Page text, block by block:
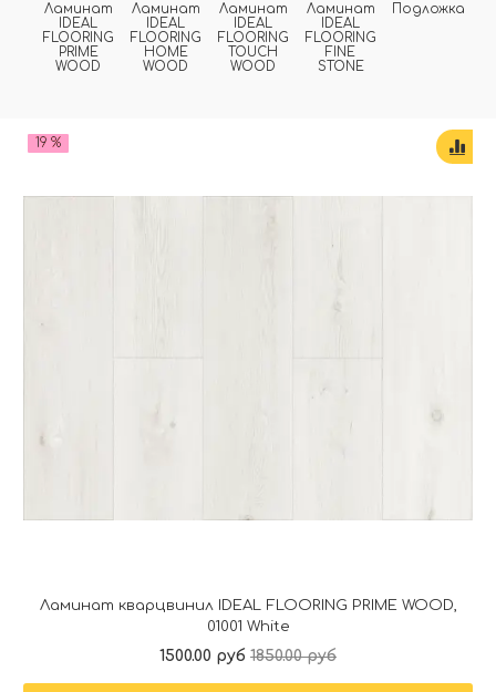
Ламинат
IDEAL
FLOORING
PRIME
WOOD
Ламинат
IDEAL
FLOORING
HOME
WOOD
Ламинат
IDEAL
FLOORING
TOUCH
WOOD
Ламинат
IDEAL
FLOORING
FINE
STONE
Подложка
19 %
Ламинат кварцвинил IDEAL FLOORING PRIME WOOD,
01001 White
1500.00 руб 1850.00 руб